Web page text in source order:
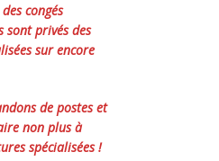
congés
sont privés des
sur encore
de postes et
non plus à
spécialisées !